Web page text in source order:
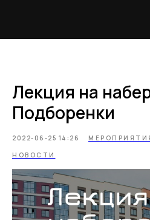
Лекция на
Подборенки
2022-06-25 14:26
НОВОСТИ